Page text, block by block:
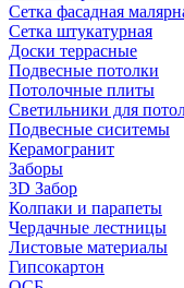
Сетка фасадная
Сетка штукатурная
Доски террасные
Подвесные потолки
Потолочные плиты
Светильники для
Подвесные сиситемы
Керамогранит
Заборы
3D Забор
Колпаки и парапеты
Чердачные лестницы
Листовые материалы
Гипсокартон